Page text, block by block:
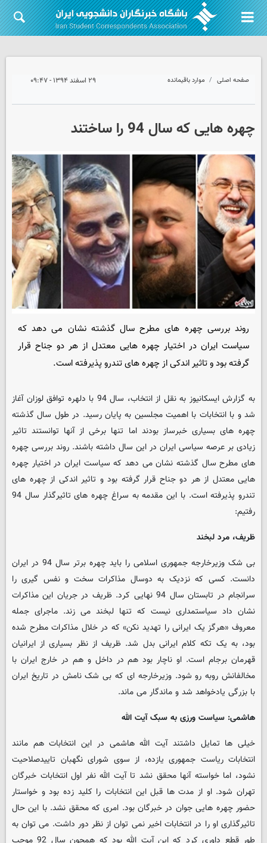
صفحه اصلی موارد باقیمانده ۲۹ اسفند ۱۳۹۴ - ۰۹:۴۷
چهره هایی که سال 94 را ساختند
روند بررسی چهره های مطرح سال گذشته نشان می دهد که
سیاست ایران در اختیار چهره هایی معتدل از هر دو جناح قرار
گرفته بود و تاثیر اندکی از چهره های تندرو پذیرفته است.
به گزارش ایسکانیوز به نقل از انتخاب، سال 94 با دلهره توافق لوزان آغاز
شد و با انتخابات با اهمیت مجلسین به پایان رسید. در طول سال گذشته
چهره های بسیاری خبرساز بودند اما تنها برخی از آنها توانستند تاثیر
زیادی بر عرصه سیاسی ایران در این سال داشته باشند. روند بررسی چهره
های مطرح سال گذشته نشان می دهد که سیاست ایران در اختیار چهره
هایی معتدل از هر دو جناح قرار گرفته بود و تاثیر اندکی از چهره های
تندرو پذیرفته است. با این مقدمه به سراغ چهره های تاثیرگذار سال 94
رفتیم:
ظریف، مرد لبخند
بی شک وزیرخارجه جمهوری اسلامی را باید چهره برتر سال 94 در ایران
دانست. کسی که نزدیک به دوسال مذاکرات سخت و نفس گیری را
سرانجام در تابستان سال 94 نهایی کرد. ظریف در جریان این مذاکرات
نشان داد سیاستمداری نیست که تنها لبخند می زند. ماجرای جمله
معروف «هرگز یک ایرانی را تهدید نکن» که در خلال مذاکرات مطرح شده
بود، به یک تکه کلام ایرانی بدل شد. ظریف از نظر بسیاری از ایرانیان
قهرمان برجام است. او ناچار بود هم در داخل و هم در خارج ایران با
مخالفانش روبه رو شود. وزیرخارجه ای که بی شک نامش در تاریخ ایران
با بزرگی یادخواهد شد و ماندگار می ماند.
هاشمی: سیاست ورزی به سبک آیت الله
خیلی ها تمایل داشتند آیت الله هاشمی در این انتخابات هم مانند
انتخابات ریاست جمهوری یازده، از سوی شورای نگهبان تاییدصلاحیت
نشود، اما خواسته آنها محقق نشد تا آیت الله نفر اول انتخابات خبرگان
تهران شود. او از مدت ها قبل این انتخابات را کلید زده بود و خواستار
حضور چهره هایی جوان در خبرگان بود. امری که محقق نشد. با این حال
تاثیرگذاری او را در انتخابات اخیر نمی توان از نظر دور داشت. می توان به